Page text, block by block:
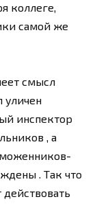
коллеге,
самой же
смысл
уличен
инспектор
, а
. Так что